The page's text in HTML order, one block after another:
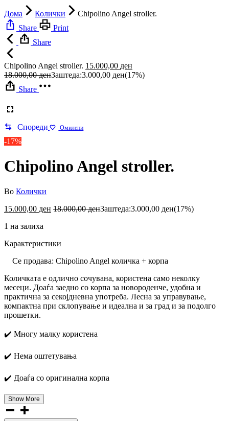
Дома Колички
Chipolino Angel stroller.
Share
Print
Share
Chipolino Angel stroller. 15.000,00 ден
18.000,00денЗаштеда:3.000,00 ден(17%)
Share
Спореди Омилени
-17%
Chipolino Angel stroller.
Во Колички
15.000,00 ден 18.000,00денЗаштеда:3.000,00 ден(17%)
1 на залиха
Карактеристики
Се продава: Chipolino Angel количка + корпа
Количката е одлично сочувана, користена само неколку
месеци. Доаѓа заедно со корпа за новороденче, удобна и
практична за секојдневна употреба. Лесна за управување,
компактна при склопување и идеална и за град и за подолго
прошетки.
✔️ Многу малку користена
✔️ Нема оштетувања
✔️ Доаѓа со оригинална корпа
Show More
Chipolino
Angel